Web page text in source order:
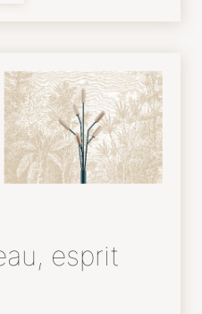
esprit